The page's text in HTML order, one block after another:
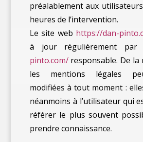
préalablement aux
heures de l’intervention.
Le site web https://dan-
à jour régulièrement par
pinto.com/responsable. De la
les mentions légales
modifiées à tout moment :
néanmoins à l’utilisateur qui
référer le plus souvent
prendre connaissance.